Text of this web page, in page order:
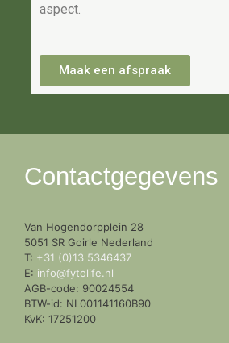
aspect.
Maak een afspraak
Contactgegevens
Van Hogendorpplein 28
5051 SR Goirle Nederland
T: +31 (0)13 5346437
E: info@fytolife.nl
AGB-code: 90024554
BTW-id: NL001141160B90
KvK: 17251200